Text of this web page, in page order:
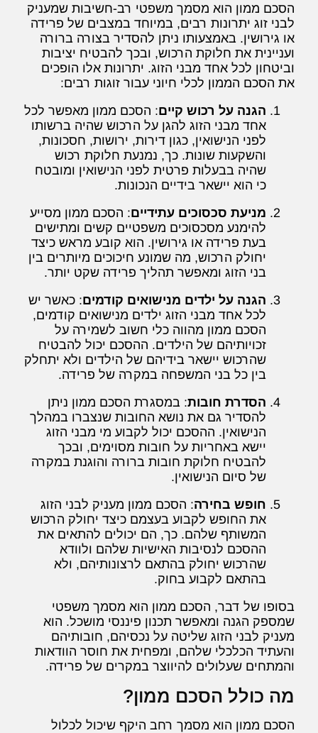
הסכם ממון הוא מסמך משפטי רב-חשיבות שמעניק
לבני זוג יתרונות רבים, במיוחד במצבים של פרידה
או גירושין. באמצעותו ניתן להסדיר בצורה ברורה
ועניינית את חלוקת הרכוש, ובכך להבטיח יציבות
וביטחון לכל אחד מבני הזוג. יתרונות אלו הופכים
את הסכם הממון לכלי חיוני עבור זוגות רבים:
הגנה על רכוש קיים: הסכם ממון מאפשר לכל
אחד מבני הזוג להגן על הרכוש שהיה ברשותו
לפני הנישואין, כגון דירות, ירושות, חסכונות,
והשקעות שונות. כך, נמנעת חלוקת רכוש
שהיה בבעלות פרטית לפני הנישואין ומובטח
כי הוא יישאר בידיים הנכונות.
מניעת סכסוכים עתידיים: הסכם ממון מסייע
להימנע מסכסוכים משפטיים קשים ומתישים
בעת פרידה או גירושין. הוא קובע מראש כיצד
יחולק הרכוש, מה שמונע חיכוכים מיותרים בין
בני הזוג ומאפשר תהליך פרידה שקט יותר.
הגנה על ילדים מנישואים קודמים: כאשר יש
לכל אחד מבני הזוג ילדים מנישואים קודמים,
הסכם ממון מהווה כלי חשוב לשמירה על
זכויותיהם של הילדים. ההסכם יכול להבטיח
שהרכוש יישאר בידיהם של הילדים ולא יתחלק
בין כל בני המשפחה במקרה של פרידה.
הסדרת חובות: במסגרת הסכם ממון ניתן
להסדיר גם את נושא החובות שנצברו במהלך
הנישואין. ההסכם יכול לקבוע מי מבני הזוג
יישא באחריות על חובות מסוימים, ובכך
להבטיח חלוקת חובות ברורה והוגנת במקרה
של סיום הנישואין.
חופש בחירה: הסכם ממון מעניק לבני הזוג
את החופש לקבוע בעצמם כיצד יחולק הרכוש
המשותף שלהם. כך, הם יכולים להתאים את
ההסכם לנסיבות האישיות שלהם ולוודא
שהרכוש יחולק בהתאם לרצונותיהם, ולא
בהתאם לקבוע בחוק.
בסופו של דבר, הסכם ממון הוא מסמך משפטי
שמספק הגנה ומאפשר תכנון פיננסי מושכל. הוא
מעניק לבני הזוג שליטה על נכסיהם, חובותיהם
והעתיד הכלכלי שלהם, ומפחית את חוסר הוודאות
והמתחים שעלולים להיווצר במקרים של פרידה.
מה כולל הסכם ממון?
הסכם ממון הוא מסמך רחב היקף שיכול לכלול